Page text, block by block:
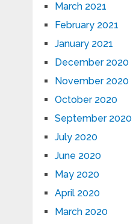
March 2021
February 2021
January 2021
December 2020
November 2020
October 2020
September 2020
July 2020
June 2020
May 2020
April 2020
March 2020